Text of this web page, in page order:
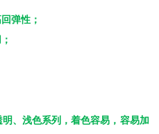
弹性；
、浅色系列，着色容易，容易加